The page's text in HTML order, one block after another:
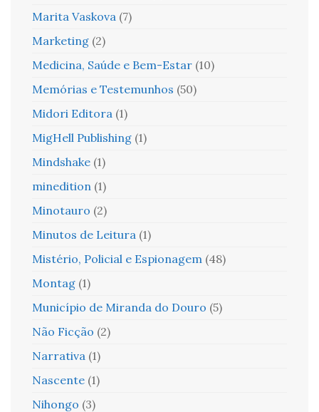
Marita Vaskova (7)
Marketing (2)
Medicina, Saúde e Bem-Estar (10)
Memórias e Testemunhos (50)
Midori Editora (1)
MigHell Publishing (1)
Mindshake (1)
minedition (1)
Minotauro (2)
Minutos de Leitura (1)
Mistério, Policial e Espionagem (48)
Montag (1)
Município de Miranda do Douro (5)
Não Ficção (2)
Narrativa (1)
Nascente (1)
Nihongo (3)